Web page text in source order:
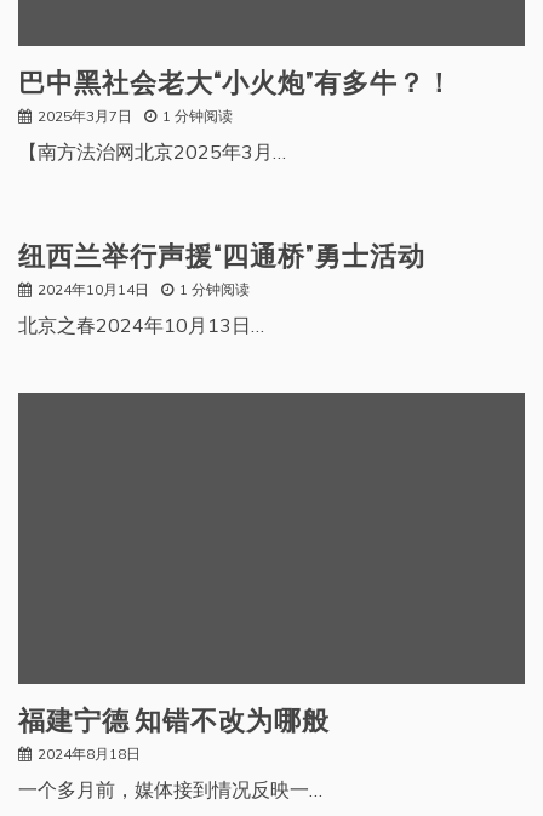
巴中黑社会老大“小火炮”有多牛？！
2025年3月7日 1 分钟阅读
【南方法治网北京2025年3月…
纽西兰举行声援“四通桥”勇士活动
2024年10月14日 1 分钟阅读
北京之春2024年10月13日…
福建宁德 知错不改为哪般
2024年8月18日
一个多月前，媒体接到情况反映一…